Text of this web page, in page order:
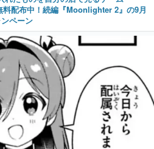
配布中！続編『Moonlighter 2』の9月
ペーン